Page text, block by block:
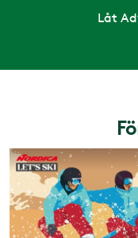
Låt